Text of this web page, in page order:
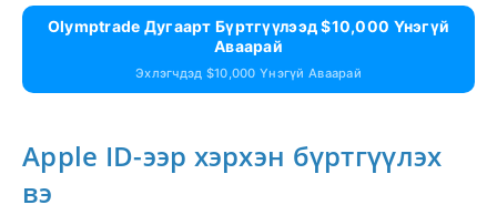
Olymptrade Дугаарт Бүртгүүлээд $10,000 Үнэгүй
Аваарай
Эхлэгчдэд $10,000 Үнэгүй Аваарай
Apple ID-ээр хэрхэн бүртгүүлэх
вэ